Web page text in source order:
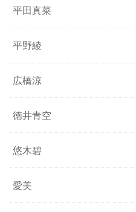
平田真菜
平野綾
広橋涼
徳井青空
悠木碧
愛美